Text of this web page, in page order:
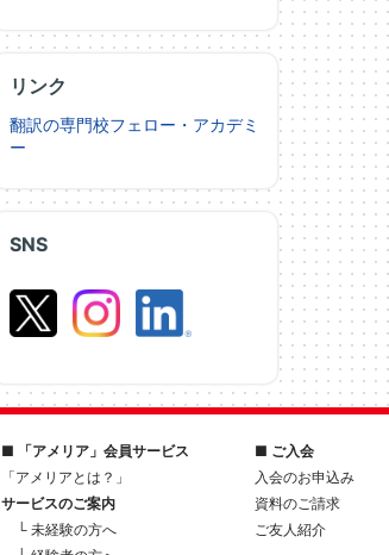
SNS
リンク
翻訳の専門校フェロー・アカデミ
ー
■ 「アメリア」会員サービス
「アメリアとは？」
サービスのご案内
└ 未経験の方へ
■ ご入会
入会のお申込み
資料のご請求
ご友人紹介